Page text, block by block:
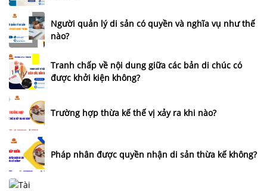
Người quản lý di sản có quyền và nghĩa vụ như thế
nào?
Tranh chấp về nội dung giữa các bản di chúc có
được khởi kiện không?
Trường hợp thừa kế thế vị xảy ra khi nào?
Pháp nhân được quyền nhận di sản thừa kế không?